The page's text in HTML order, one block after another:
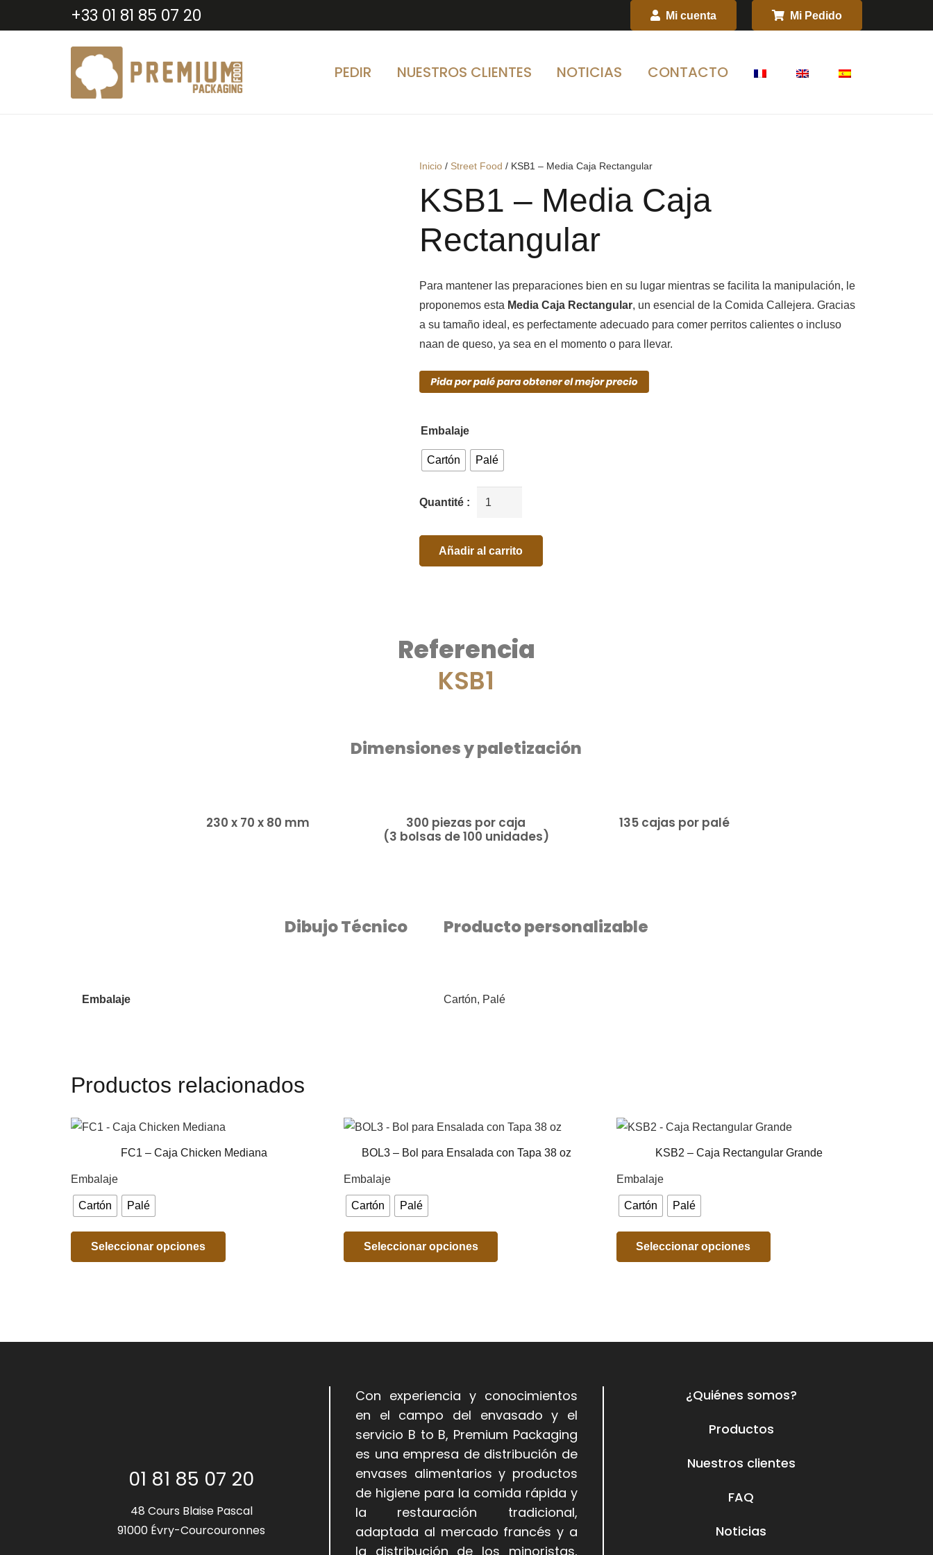
+33 01 81 85 07 20 Mi cuenta Mi Pedido
PEDIR NUESTROS CLIENTES NOTICIAS CONTACTO
Inicio/ Street Food / KSB1 – Media Caja Rectangular
KSB1 – Media Caja
Rectangular
Para mantener las preparaciones bien en su lugar mientras se facilita la manipulación, le
proponemos esta Media Caja Rectangular, un esencial de la Comida Callejera. Gracias
a su tamaño ideal, es perfectamente adecuado para comer perritos calientes o incluso
naan de queso, ya sea en el momento o para llevar.
Embalaje
Cartón Palé
Añadir al carrito
Referencia
KSB1
Dimensiones y paletización​
230 x 70 x 80 mm
300 piezas por caja
(3 bolsas de 100 unidades)
135 cajas por palé
Dibujo Técnico Producto personalizable
Embalaje Cartón, Palé
Productos relacionados
FC1 – Caja Chicken Mediana
Embalaje
Cartón Palé
Seleccionar opciones
BOL3 – Bol para Ensalada con Tapa 38 oz
Embalaje
Cartón Palé
Seleccionar opciones
KSB2 – Caja Rectangular Grande
Embalaje
Cartón Palé
Seleccionar opciones
01 81 85 07 20
48 Cours Blaise Pascal
91000 Évry-Courcouronnes
Con experiencia y conocimientos
en el campo del envasado y el
servicio B to B, Premium Packaging
es una empresa de distribución de
envases alimentarios y productos
de higiene para la comida rápida y
la restauración tradicional,
adaptada al mercado francés y a
la distribución de los minoristas,
¿Quiénes somos?
Productos
Nuestros clientes
FAQ
Noticias